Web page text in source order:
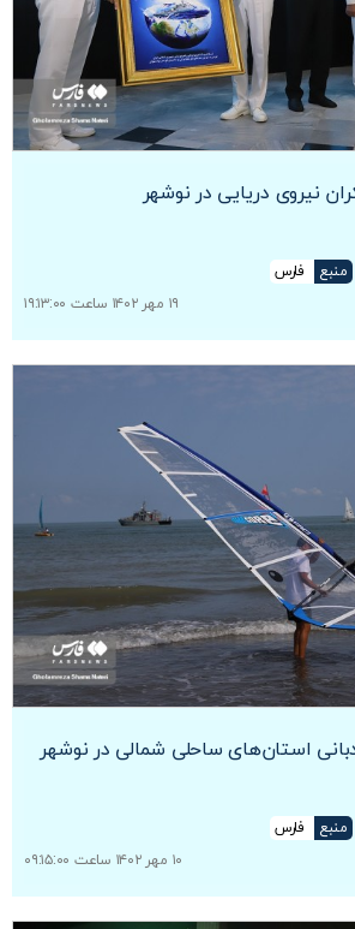
منبع
فارس
۱۹ مهر ۱۴۰۲ ساعت ۱۹:۱۳:۰۰
استان‌های ساحلی شمالی در نوشهر
منبع
فارس
۱۰ مهر ۱۴۰۲ ساعت ۰۹:۱۵:۰۰